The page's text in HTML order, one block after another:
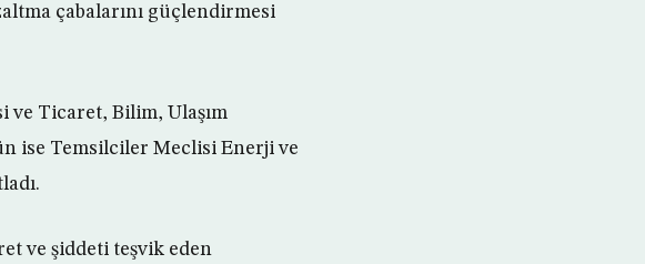
çabalarını güçlendirmesi
ve Ticaret, Bilim, Ulaşım
ise Temsilciler Meclisi Enerji ve
ve şiddeti teşvik eden